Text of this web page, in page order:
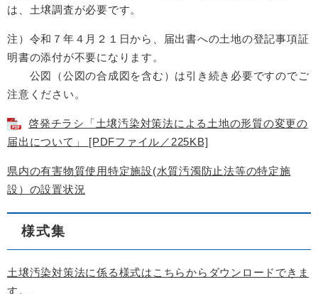
は、土壌調査が必要です。
注）令和７年４月２１日から、届出書への土地の登記事項証
明書の添付が不要になります。
公図（公図の合成図を含む）は引き続き必要ですのでご
注意ください。
啓発チラシ「土壌汚染対策法による土地の形質の変更の
届出について」 [PDFファイル／225KB]
県内の有害物質使用特定施設(水質汚濁防止法等の特定施
設）の設置状況
様式集
土壌汚染対策法に係る様式はこちらからダウンロードできま
す。